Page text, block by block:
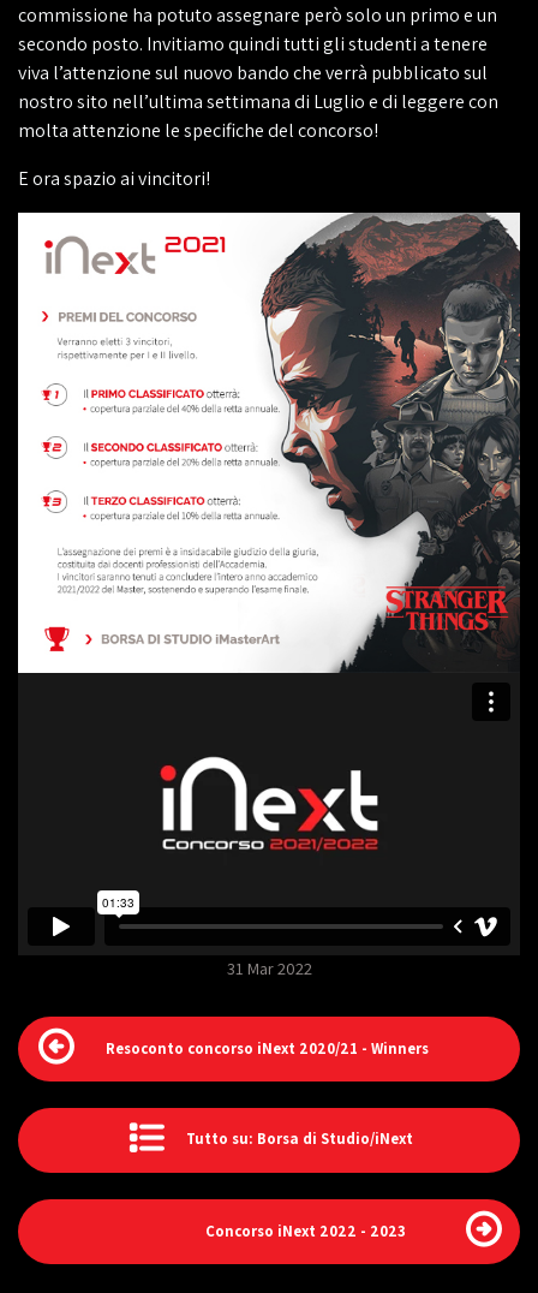
commissione ha potuto assegnare però solo un primo e un
secondo posto. Invitiamo quindi tutti gli studenti a tenere
viva l’attenzione sul nuovo bando che verrà pubblicato sul
nostro sito nell’ultima settimana di Luglio e di leggere con
molta attenzione le specifiche del concorso!
E ora spazio ai vincitori!
31 Mar 2022
Resoconto concorso iNext 2020/21 - Winners
Tutto su: Borsa di Studio/iNext
Concorso iNext 2022 - 2023